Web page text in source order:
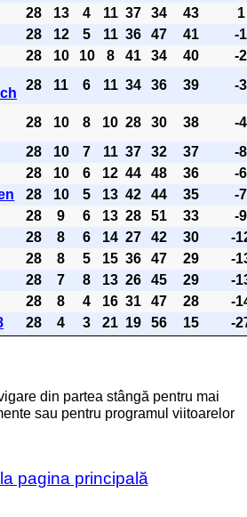
28 13 4 11 37 34 43
1
28 12 5 11 36 47 41
-1
28 10 10 8 41 34 40
-2
28 11 6 11 34 36 39 -3
28 10 8 10 28 30 38
-4
28 10 7 11 37 32 37
-8
28 10 6 12 44 48 36
-6
28 10 5 13 42 44 35
-7
28 9 6 13 28 51 33
-9
28 8 6 14 27 42 30
-
28 8 5 15 36 47 29
-
28 7 8 13 26 45 29
-
28 8 4 16 31 47 28
-
28 4 3 21 19 56 15 -
din partea stângă pentru mai
sau pentru programul viitoarelor
pagina principală